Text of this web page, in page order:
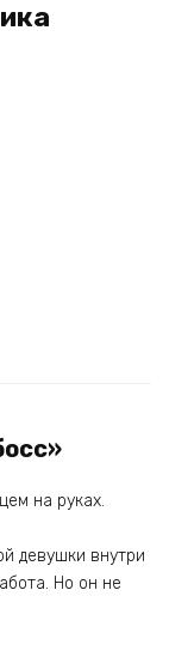
на руках.
девушки внутри
Но он не